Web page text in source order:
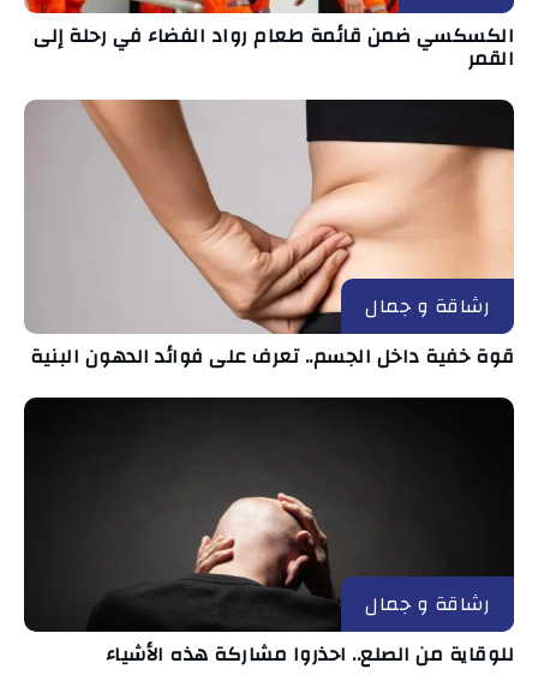
الكسكسي ضمن قائمة طعام رواد الفضاء في رحلة إلى
القمر
رشاقة و جمال
قوة خفية داخل الجسم.. تعرف على فوائد الدهون البنية
رشاقة و جمال
للوقاية من الصلع.. احذروا مشاركة هذه الأشياء